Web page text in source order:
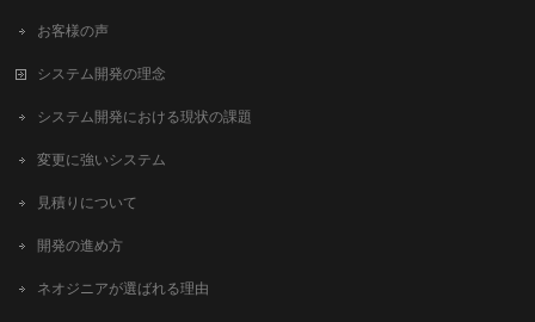
お客様の声
システム開発の理念
システム開発における現状の課題
変更に強いシステム
見積りについて
開発の進め方
ネオジニアが選ばれる理由